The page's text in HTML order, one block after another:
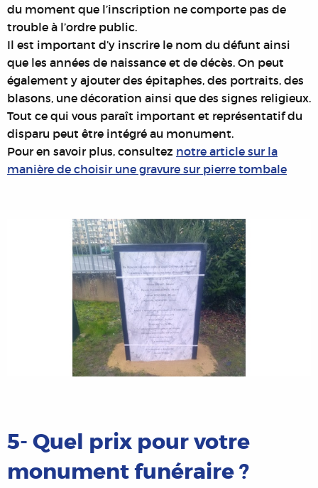
du moment que l’inscription ne comporte pas de
trouble à l’ordre public.
Il est important d’y inscrire le nom du défunt ainsi
que les années de naissance et de décès. On peut
également y ajouter des épitaphes, des portraits, des
blasons, une décoration ainsi que des signes religieux.
Tout ce qui vous paraît important et représentatif du
disparu peut être intégré au monument.
Pour en savoir plus, consultez notre article sur la
manière de choisir une gravure sur pierre tombale
5- Quel prix pour votre
monument funéraire ?